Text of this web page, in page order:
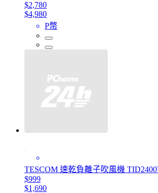
$2,780
$4,980
P幣
TESCOM 速乾負離子吹風機
$999
$1,690